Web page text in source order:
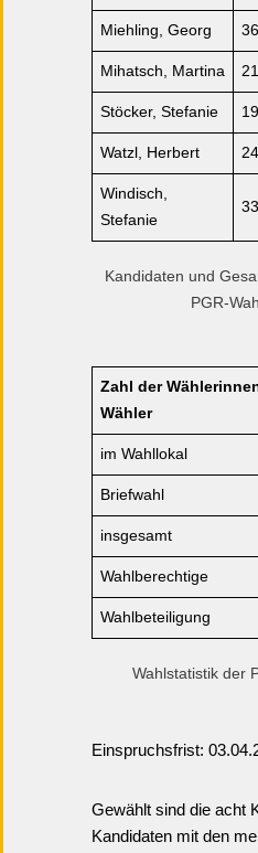
Miehling, Georg
Mihatsch, Martina
Stöcker, Stefanie
Watzl, Herbert
Windisch,
Stefanie
Kandidaten und
PGR-
Zahl der
Wähler
im Wahllokal
Briefwahl
insgesamt
Wahlberechtige
Wahlbeteiligung
Wahlstatistik der
Einspruchsfrist:
Gewählt sind die acht
Kandidaten mit den